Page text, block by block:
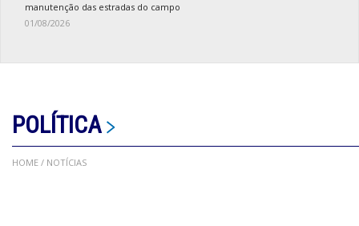
manutenção das estradas do campo
01/08/2026
POLÍTICA
HOME / NOTÍCIAS